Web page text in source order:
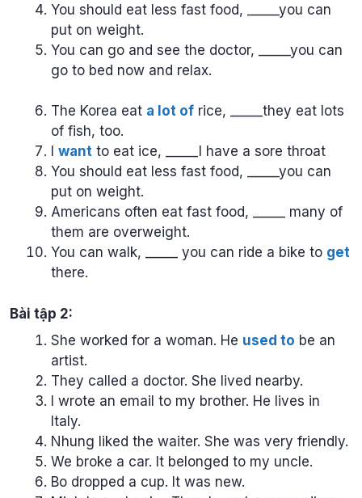
You should eat less fast food, _____you can
put on weight.
You can go and see the doctor, _____you can
go to bed now and relax.
The Korea eat a lot of rice, _____they eat lots
of fish, too.
want to eat ice, _____I have a sore throat
You should eat less fast food, _____you can
put on weight.
Americans often eat fast food, _____ many of
them are overweight.
You can walk, _____ you can ride a bike to get
there.
Bài tập 2:
She worked for a woman. He used to be an
artist.
They called a doctor. She lived nearby.
I wrote an email to my brother. He lives in
Italy.
Nhung liked the waiter. She was very friendly.
We broke a car. It belonged to my uncle.
Bo dropped a cup. It was new.